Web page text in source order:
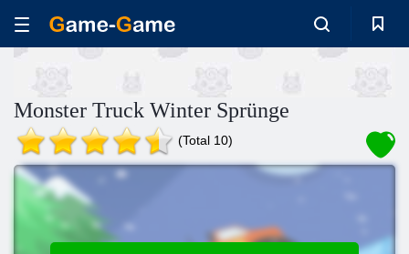
Monster Truck Winter Sprünge
(Total 10)